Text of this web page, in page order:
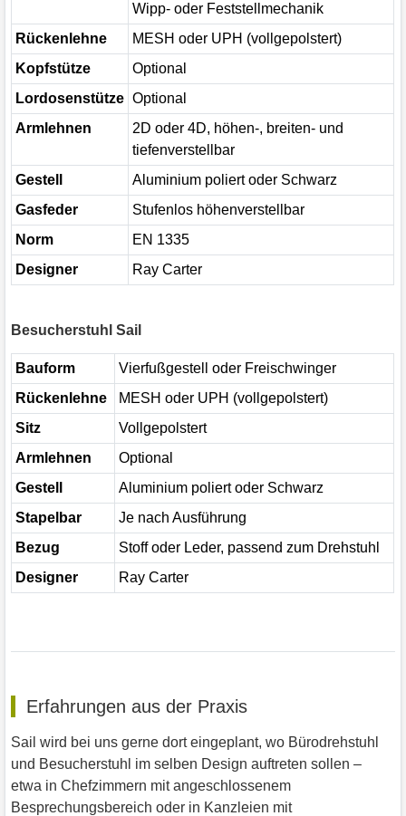
Wipp- oder Feststellmechanik
Rückenlehne
MESH oder UPH (vollgepolstert)
Kopfstütze
Optional
Lordosenstütze Optional
Armlehnen
2D oder 4D, höhen-, breiten- und
tiefenverstellbar
Gestell
Aluminium poliert oder Schwarz
Gasfeder
Stufenlos höhenverstellbar
Norm
EN 1335
Designer
Ray Carter
Besucherstuhl Sail
Bauform
Vierfußgestell oder Freischwinger
Rückenlehne
MESH oder UPH (vollgepolstert)
Sitz
Vollgepolstert
Armlehnen
Optional
Gestell
Aluminium poliert oder Schwarz
Stapelbar
Je nach Ausführung
Bezug
Stoff oder Leder, passend zum Drehstuhl
Designer
Ray Carter
Erfahrungen aus der Praxis
Sail wird bei uns gerne dort eingeplant, wo Bürodrehstuhl
und Besucherstuhl im selben Design auftreten sollen –
etwa in Chefzimmern mit angeschlossenem
Besprechungsbereich oder in Kanzleien mit